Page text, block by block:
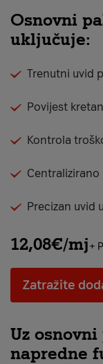
Osnovni
uključuje:
Trenutni uvid
Povijest
Kontrola
Centralizirano
Precizan uvid
12,08€/mj+
Zatražite
Uz
napredne